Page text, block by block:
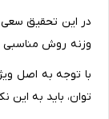
در این تحقیق سعی
وزنه روش مناسبی
با توجه به اصل
توان، باید به